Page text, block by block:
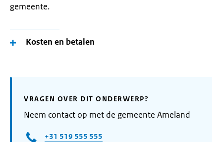
gemeente.
Kosten en betalen
VRAGEN OVER DIT ONDERWERP?
Neem contact op met de gemeente Ameland
+31 519 555 555